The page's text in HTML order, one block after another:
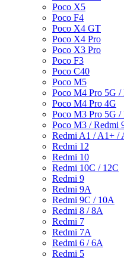
Poco X5
Poco F4
Poco X4 GT
Poco X4 Pro
Poco X3 Pro
Poco F3
Poco C40
Poco M5
Poco M4 Pro 5G /
Poco M4 Pro 4G
Poco M3 Pro 5G /
Poco M3 / Redmi
Redmi A1 / A1+ /
Redmi 12
Redmi 10
Redmi 10C / 12C
Redmi 9
Redmi 9A
Redmi 9C / 10A
Redmi 8 / 8A
Redmi 7
Redmi 7A
Redmi 6 / 6A
Redmi 5